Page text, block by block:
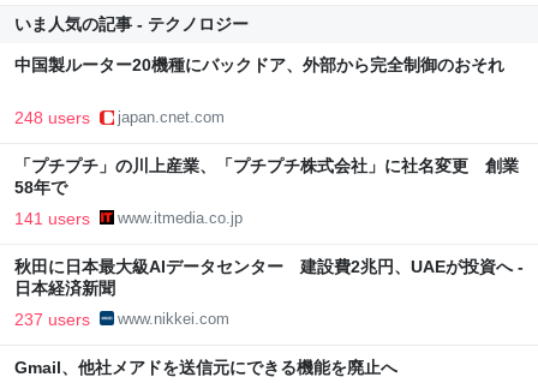
いま人気の記事 - テクノロジー
中国製ルーター20機種にバックドア、外部から完全制御のおそれ
248 users japan.cnet.com
「プチプチ」の川上産業、「プチプチ株式会社」に社名変更 創業
58年で
141 users www.itmedia.co.jp
秋田に日本最大級AIデータセンター 建設費2兆円、UAEが投資へ -
日本経済新聞
237 users www.nikkei.com
Gmail、他社メアドを送信元にできる機能を廃止へ